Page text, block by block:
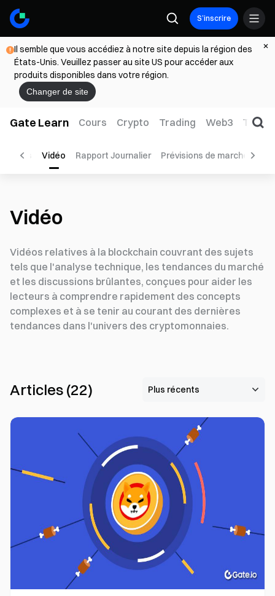
S’inscrire
Il semble que vous accédiez à notre site depuis la région des
États-Unis. Veuillez passer au site US pour accéder aux
produits disponibles dans votre région.
Changer de site
Gate Learn Cours Crypto Trading Web3 TradFi
Vidéo Rapport Journalier Prévisions de marché
Vidéo
Vidéos relatives à la blockchain couvrant des sujets
tels que l'analyse technique, les tendances du marché
et les discussions brûlantes, conçues pour aider les
lecteurs à comprendre rapidement des concepts
complexes et à se tenir au courant des dernières
tendances dans l'univers des cryptomonnaies.
Articles (22)
0